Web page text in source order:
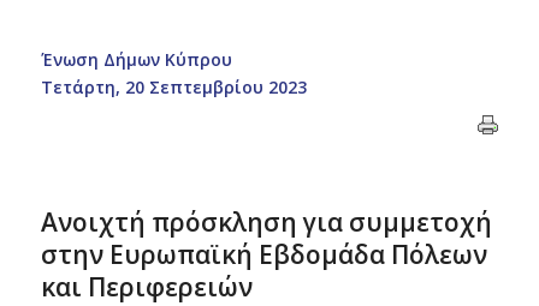
Ένωση Δήμων Κύπρου
Τετάρτη, 20 Σεπτεμβρίου 2023
Ανοιχτή πρόσκληση για συμμετοχή
στην Ευρωπαϊκή Εβδομάδα Πόλεων
και Περιφερειών